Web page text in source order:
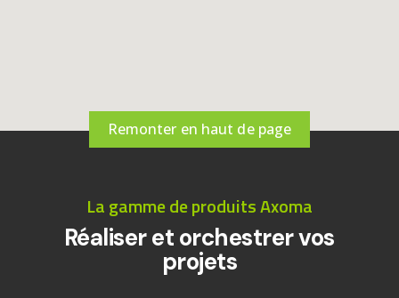
Remonter en haut de page
La gamme de produits Axoma
Réaliser et orchestrer vos
projets